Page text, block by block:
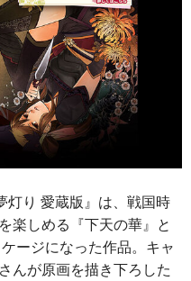
り 愛蔵版』は、戦国時
楽しめる『下天の華』と
ージになった作品。キャ
んが原画を描き下ろした